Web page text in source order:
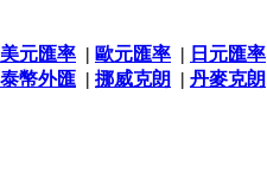
美元匯率 | 歐元匯率 | 日元匯率
泰幣外匯 | 挪威克朗 | 丹麥克朗